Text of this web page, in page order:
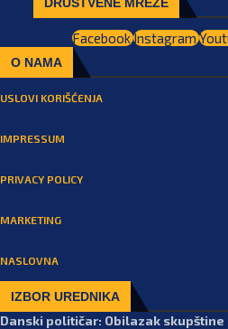
FacebookInstagram
O NAMA
USLOVI KORIŠĆENJA
IMPRESSUM
PRIVACY POLICY
MARKETING
NASLOVNA
IZBOR UREDNIKA
Danski političar: Obilazak skupštine